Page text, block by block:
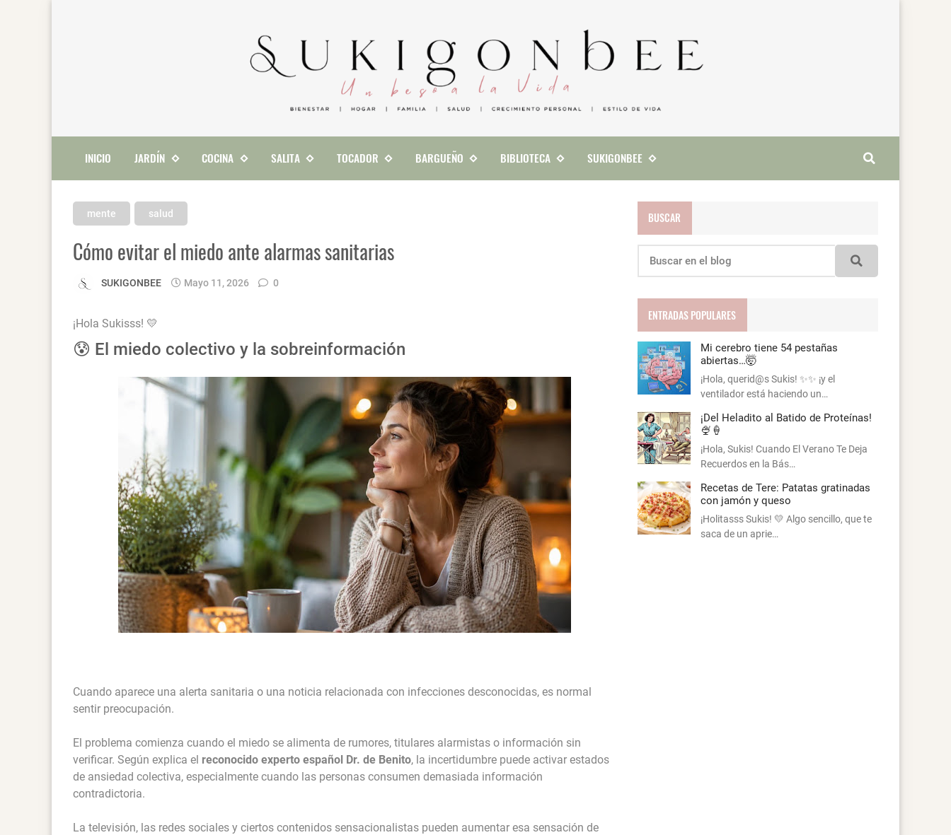
INICIO JARDÍN COCINA SALITA TOCADOR BARGUEÑO BIBLIOTECA SUKIGONBEE
mente salud
Cómo evitar el miedo ante alarmas sanitarias
SUKIGONBEE Mayo 11, 2026 0
¡Hola Sukisss! 💛
😰 El miedo colectivo y la sobreinformación
Cuando aparece una alerta sanitaria o una noticia relacionada con infecciones desconocidas, es normal
sentir preocupación.
El problema comienza cuando el miedo se alimenta de rumores, titulares alarmistas o información sin
verificar. Según explica el reconocido experto español Dr. de Benito, la incertidumbre puede activar estados
de ansiedad colectiva, especialmente cuando las personas consumen demasiada información
contradictoria.
La televisión, las redes sociales y ciertos contenidos sensacionalistas pueden aumentar esa sensación de
BUSCAR
ENTRADAS POPULARES
Mi cerebro tiene 54 pestañas
abiertas…🤯
¡Hola, querid@s Sukis! ✨✨ ¡y el
ventilador está haciendo un…
¡Del Heladito al Batido de Proteínas!
🍨🍦
¡Hola, Sukis! Cuando El Verano Te Deja
Recuerdos en la Bás…
Recetas de Tere: Patatas gratinadas
con jamón y queso
¡Holitasss Sukis! 💛 Algo sencillo, que te
saca de un aprie…